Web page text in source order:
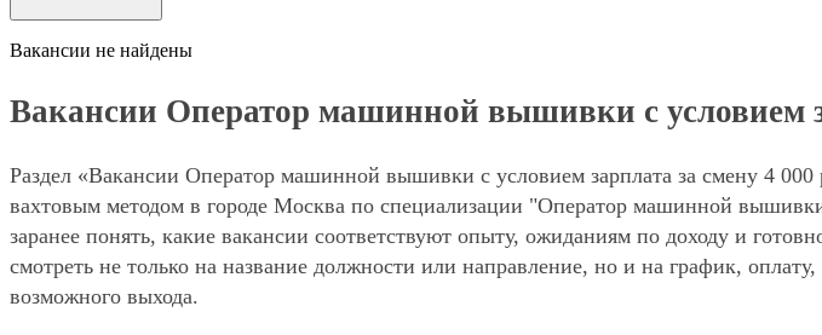
Вакансии не найдены
Вакансии Оператор машинной вышивки с условием
Раздел «Вакансии Оператор машинной вышивки с условием зарплата за смену 4
вахтовым методом в городе Москва по специализации "Оператор машинной
заранее понять, какие вакансии соответствуют опыту, ожиданиям по доходу и
смотреть не только на название должности или направление, но и на график,
возможного выхода.